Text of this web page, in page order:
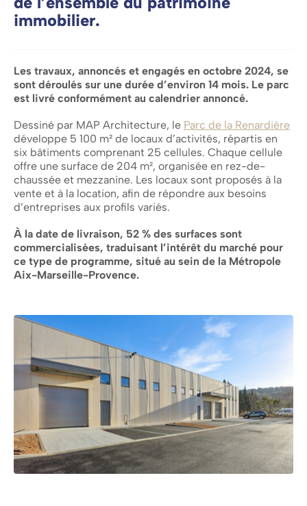
immobilier.
Les travaux, annoncés et engagés en octobre 2024, se
sont déroulés sur une durée d’environ 14 mois. Le parc
est livré conformément au calendrier annoncé.
Dessiné par MAP Architecture, le Parc de la Renardière
développe 5 100 m² de locaux d’activités, répartis en
six bâtiments comprenant 25 cellules. Chaque cellule
offre une surface de 204 m², organisée en rez-de-
chaussée et mezzanine. Les locaux sont proposés à la
vente et à la location, afin de répondre aux besoins
d’entreprises aux profils variés.
À la date de livraison, 52 % des surfaces sont
commercialisées, traduisant l’intérêt du marché pour
ce type de programme, situé au sein de la Métropole
Aix-Marseille-Provence.